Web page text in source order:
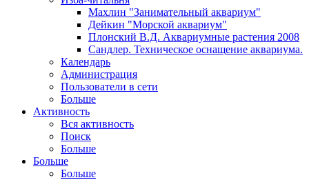
Махлин "Занимательный аквариум"
Дейкин "Морской аквариум"
Плонский В.Д. Аквариумные растения 2008
Сандлер. Техническое оснащение аквариума.
Календарь
Администрация
Пользователи в сети
Больше
Активность
Вся активность
Поиск
Больше
Больше
Больше